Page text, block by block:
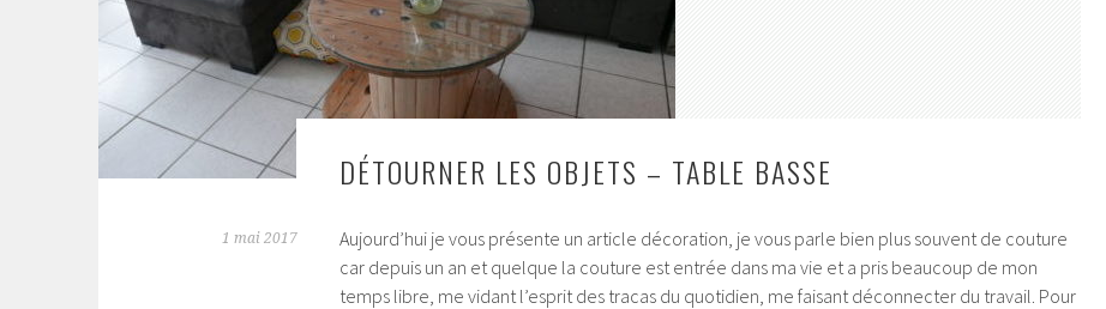
DÉTOURNER LES OBJETS – TABLE BASSE
1 mai 2017
Aujourd’hui je vous présente un article décoration, je vous parle bien plus souvent de couture
car depuis un an et quelque la couture est entrée dans ma vie et a pris beaucoup de mon
temps libre, me vidant l’esprit des tracas du quotidien, me faisant déconnecter du travail. Pour